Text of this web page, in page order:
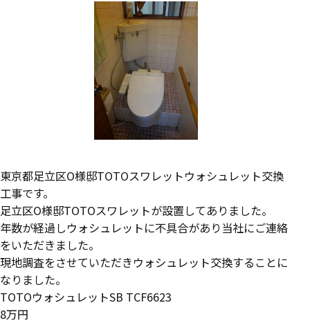
東京都足立区O様邸TOTOスワレットウォシュレット交換
工事です。
足立区O様邸TOTOスワレットが設置してありました。
年数が経過しウォシュレットに不具合があり当社にご連絡
をいただきました。
現地調査をさせていただきウォシュレット交換することに
なりました。
TOTOウォシュレットSB TCF6623
8万円